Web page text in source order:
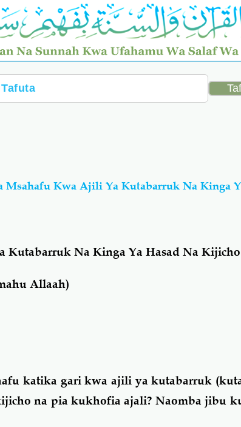
Kwa Ajili Ya Kutabarruk Na Kinga
Na Kinga Ya Hasad Na Kijicho
Allaah)
katika gari kwa ajili ya kutabarruk
na pia kukhofia ajali? Naomba jibu